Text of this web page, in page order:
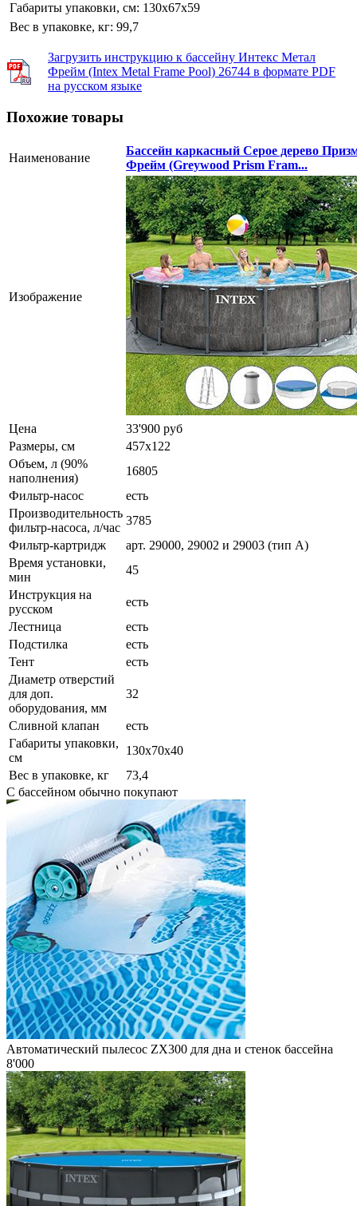
Габариты упаковки, см: 130х67х59
Вес в упаковке, кг: 99,7
Загрузить инструкцию к бассейну Интекс Метал
Фрейм (Intex Metal Frame Pool) 26744 в формате PDF
на русском языке
Похожие товары
Наименование
Бассейн каркасный Серое дерево
Фрейм (Greywood Prism Fram...
Изображение
Цена
33'900 руб
Размеры, см
457x122
Объем, л (90%
наполнения)
16805
Фильтр-насос
есть
Производительность
фильтр-насоса, л/час
3785
Фильтр-картридж
арт. 29000, 29002 и 29003 (тип А)
Время установки,
мин
45
Инструкция на
русском
есть
Лестница
есть
Подстилка
есть
Тент
есть
Диаметр отверстий
для доп.
оборудования, мм
32
Сливной клапан
есть
Габариты упаковки,
см
130х70х40
Вес в упаковке, кг
73,4
С бассейном обычно покупают
Автоматический пылесос ZX300 для дна и стенок бассейна
8'000